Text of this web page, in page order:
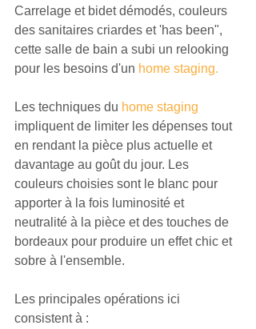
Carrelage et bidet démodés, couleurs
des sanitaires criardes et 'has been",
cette salle de bain a subi un relooking
pour les besoins d'un home staging.
Les techniques du home staging
impliquent de limiter les dépenses tout
en rendant la pièce plus actuelle et
davantage au goût du jour. Les
couleurs choisies sont le blanc pour
apporter à la fois luminosité et
neutralité à la pièce et des touches de
bordeaux pour produire un effet chic et
sobre à l'ensemble.
Les principales opérations ici
consistent à :